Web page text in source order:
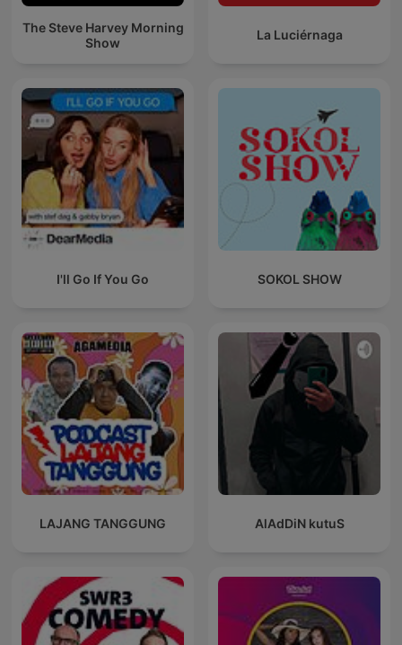
The Steve Harvey Morning
Show
La Luciérnaga
I'll Go If You Go SOKOL SHOW
LAJANG TANGGUNG AlAdDiN kutuS